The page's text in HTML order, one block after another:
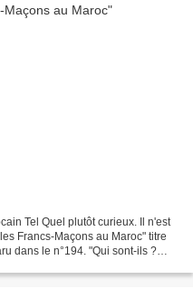
Tel Quel plutôt curieux. Il n'est
Francs-Maçons au Maroc" titre
dans le n°194. "Qui sont-ils ?